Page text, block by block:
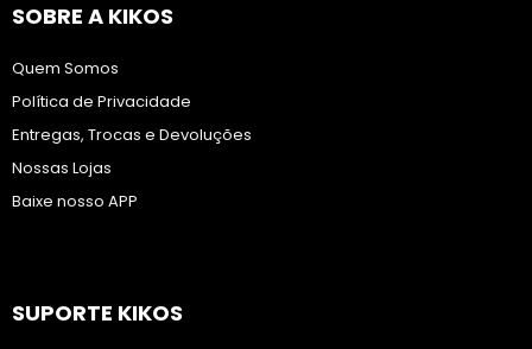
SOBRE A KIKOS
Quem Somos
Política de Privacidade
Entregas, Trocas e Devoluções
Nossas Lojas
Baixe nosso APP
SUPORTE KIKOS